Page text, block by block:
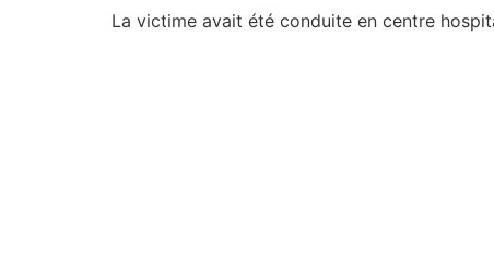
La victime avait été conduite en centre